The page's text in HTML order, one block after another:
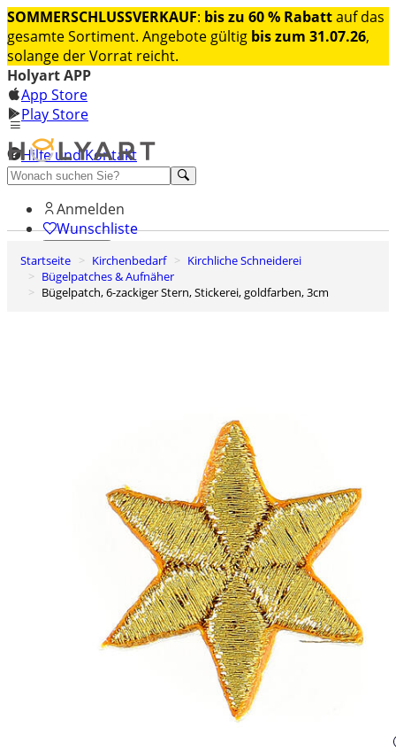
SOMMERSCHLUSSVERKAUF: bis zu 60 % Rabattauf das
gesamte Sortiment. Angebote gültig bis zum 31.07.26,
solange der Vorrat reicht.
Holyart APP
App Store
Play Store
Hilfe und Kontakt
Entdecken Sie Premium
Anmelden
Wunschliste
0
Warenkorb
Startseite Kirchenbedarf
Kirchliche Schneiderei
Bügelpatches & Aufnäher
Bügelpatch, 6-zackiger Stern, Stickerei, goldfarben, 3cm